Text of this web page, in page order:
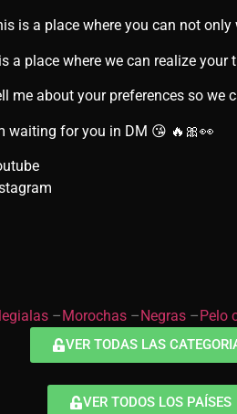
is a place where you can not
a place where we can realize
me about your preferences so we
waiting for you in DM 😘 🔥🎀👀
–Morochas –Negras –Pelo
VER TODAS LAS
VER TODOS LOS PAÍSES